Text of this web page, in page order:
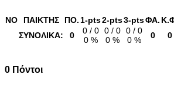
NO ΠΑΙΚΤΗΣ ΠΟ. 1-pts2-pts3-ptsΦΑ.
ΣΥΝΟΛΙΚΑ:
0
0 / 0
0 %
0 / 0
0 %
0 / 0
0 %
0 0
0 Πόντοι